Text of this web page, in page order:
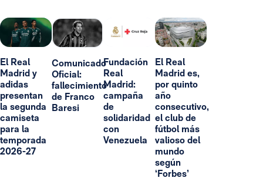
El Real
Madrid y
adidas
presentan
la segunda
camiseta
para la
temporada
2026-27
Comunicado
Oficial:
fallecimiento
de Franco
Baresi
Fundación
Real
Madrid:
campaña
de
solidaridad
con
Venezuela
El Real
Madrid es,
por quinto
año
consecutivo,
el club de
fútbol más
valioso del
mundo
según
‘Forbes’